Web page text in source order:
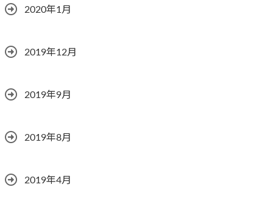
2020年1月
2019年12月
2019年9月
2019年8月
2019年4月